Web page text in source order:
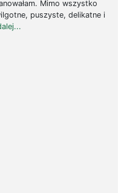
Mimo wszystko
puszyste, delikatne i